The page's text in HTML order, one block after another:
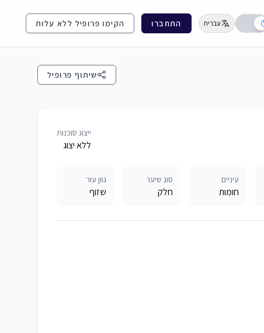
עברית התחברו הקימו פרופיל ללא עלות
שיתוף פרופיל
ייצוג סוכנות
ללא יצוג
עיניים
חומות
סוג שיער
חלק
גוון עור
שזוף